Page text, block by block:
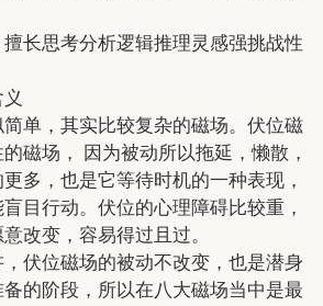
思考分析逻辑推理灵感强挑战性
，其实比较复杂的磁场。伏位磁
磁场， 因为被动所以拖延，懒散，
多，也是它等待时机的一种表现，
目行动。伏位的心理障碍比较重，
改变，容易得过且过。
位磁场的被动不改变，也是潜身
的阶段，所以在八大磁场当中是最